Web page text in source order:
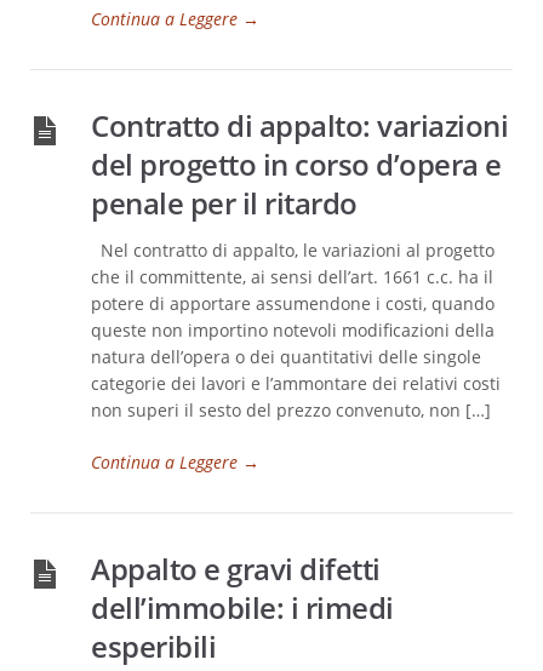
Continua a Leggere →
Contratto di appalto: variazioni
del progetto in corso d’opera e
penale per il ritardo
Nel contratto di appalto, le variazioni al progetto
che il committente, ai sensi dell’art. 1661 c.c. ha il
potere di apportare assumendone i costi, quando
queste non importino notevoli modificazioni della
natura dell’opera o dei quantitativi delle singole
categorie dei lavori e l’ammontare dei relativi costi
non superi il sesto del prezzo convenuto, non […]
Continua a Leggere →
Appalto e gravi difetti
dell’immobile: i rimedi
esperibili